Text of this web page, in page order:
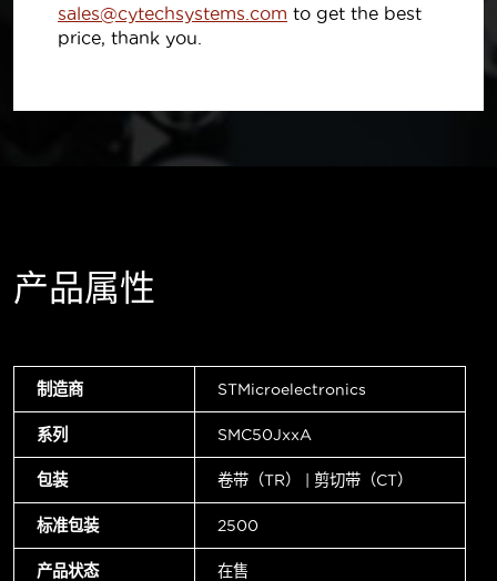
sales@cytechsystems.com to get the best
price, thank you.
产品属性
制造商 STMicroelectronics
系列 SMC50JxxA
包装 卷带（TR） | 剪切带（CT）
标准包装 2500
产品状态 在售